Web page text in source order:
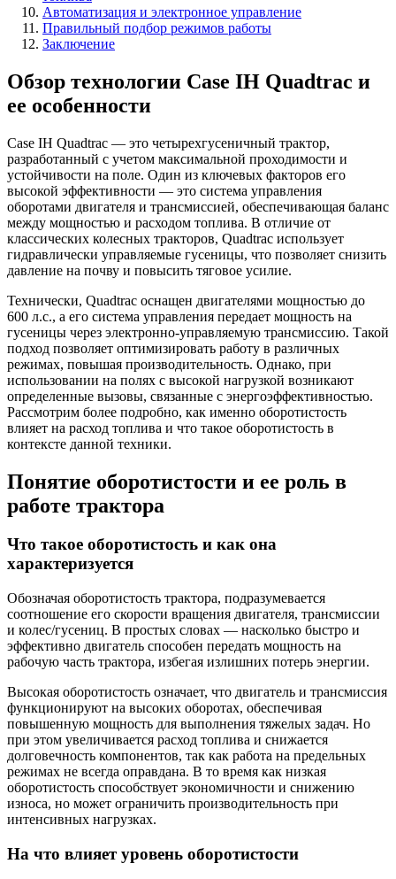
Автоматизация и электронное управление
Правильный подбор режимов работы
Заключение
Обзор технологии Case IH Quadtrac и
ее особенности
Case IH Quadtrac — это четырехгусеничный трактор,
разработанный с учетом максимальной проходимости и
устойчивости на поле. Один из ключевых факторов его
высокой эффективности — это система управления
оборотами двигателя и трансмиссией, обеспечивающая баланс
между мощностью и расходом топлива. В отличие от
классических колесных тракторов, Quadtrac использует
гидравлически управляемые гусеницы, что позволяет снизить
давление на почву и повысить тяговое усилие.
Технически, Quadtrac оснащен двигателями мощностью до
600 л.с., а его система управления передает мощность на
гусеницы через электронно-управляемую трансмиссию. Такой
подход позволяет оптимизировать работу в различных
режимах, повышая производительность. Однако, при
использовании на полях с высокой нагрузкой возникают
определенные вызовы, связанные с энергоэффективностью.
Рассмотрим более подробно, как именно оборотистость
влияет на расход топлива и что такое оборотистость в
контексте данной техники.
Понятие оборотистости и ее роль в
работе трактора
Что такое оборотистость и как она
характеризуется
Обозначая оборотистость трактора, подразумевается
соотношение его скорости вращения двигателя, трансмиссии
и колес/гусениц. В простых словах — насколько быстро и
эффективно двигатель способен передать мощность на
рабочую часть трактора, избегая излишних потерь энергии.
Высокая оборотистость означает, что двигатель и трансмиссия
функционируют на высоких оборотах, обеспечивая
повышенную мощность для выполнения тяжелых задач. Но
при этом увеличивается расход топлива и снижается
долговечность компонентов, так как работа на предельных
режимах не всегда оправдана. В то время как низкая
оборотистость способствует экономичности и снижению
износа, но может ограничить производительность при
интенсивных нагрузках.
На что влияет уровень оборотистости